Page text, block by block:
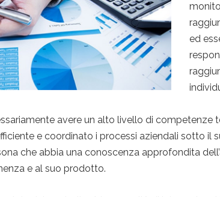
ed
avere un alto livello di competenze
e coordinato i processi aziendali sotto il
che abbia una conoscenza approfondita
e al suo prodotto.